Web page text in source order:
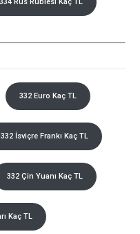
332 Euro Kaç TL
332 İsviçre Frankı Kaç TL
332 Çin Yuanı Kaç TL
Kaç TL